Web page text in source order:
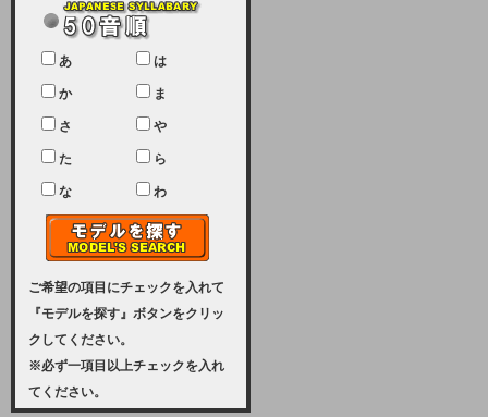
キャシュでの決済は可能ですので、
宜しくお願い致します。
2024-02-23 (金)
【クレジットカード決済について】
只今、クレジットカード会社の都合
により決済ができない状況です。
ユーザー様には、大変ご迷惑をおか
けいたしまして申し訳ございませ
ん。
2023-08-31 (木)
【サーバーメンテナンス実施のお知
らせ】
2023年 9月10日（日曜日）午前8：
サーバーメンテナンスを実施いたし
ます。その為、アクセスはできませ
あ は
か ま
さ や
た ら
な わ
ご希望の項目にチェックを入れて
『モデルを探す』ボタンをクリッ
クしてください。
※必ず一項目以上チェックを入れ
てください。